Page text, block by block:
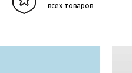
всех товаров